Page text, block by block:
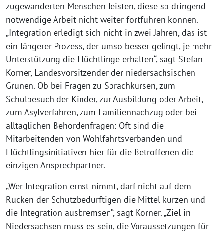
zugewanderten Menschen leisten, diese so dringend
notwendige Arbeit nicht weiter fortführen können.
„Integration erledigt sich nicht in zwei Jahren, das ist
ein längerer Prozess, der umso besser gelingt, je mehr
Unterstützung die Flüchtlinge erhalten“, sagt Stefan
Körner, Landesvorsitzender der niedersächsischen
Grünen. Ob bei Fragen zu Sprachkursen, zum
Schulbesuch der Kinder, zur Ausbildung oder Arbeit,
zum Asylverfahren, zum Familiennachzug oder bei
alltäglichen Behördenfragen: Oft sind die
Mitarbeitenden von Wohlfahrtsverbänden und
Flüchtlingsinitiativen hier für die Betroffenen die
einzigen Ansprechpartner.
„Wer Integration ernst nimmt, darf nicht auf dem
Rücken der Schutzbedürftigen die Mittel kürzen und
die Integration ausbremsen“, sagt Körner. „Ziel in
Niedersachsen muss es sein, die Voraussetzungen für